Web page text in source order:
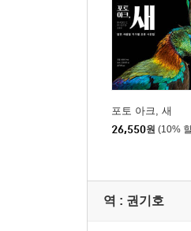
포토 아크, 새
26,550원 (10%
역 : 권기호